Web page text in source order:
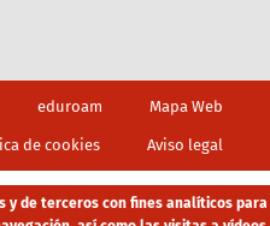
eduroam Mapa Web
de cookies Aviso legal
y de terceros con fines analíticos para